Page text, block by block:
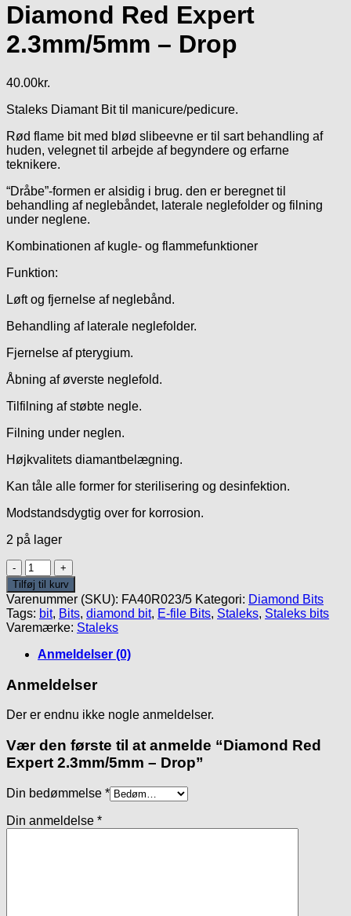
Diamond Red Expert
2.3mm/5mm – Drop
40.00kr.
Staleks Diamant Bit til manicure/pedicure.
Rød flame bit med blød slibeevne er til sart behandling af
huden, velegnet til arbejde af begyndere og erfarne
teknikere.
“Dråbe”-formen er alsidig i brug. den er beregnet til
behandling af neglebåndet, laterale neglefolder og filning
under neglene.
Kombinationen af kugle- og flammefunktioner
Funktion:
Løft og fjernelse af neglebånd.
Behandling af laterale neglefolder.
Fjernelse af pterygium.
Åbning af øverste neglefold.
Tilfilning af støbte negle.
Filning under neglen.
Højkvalitets diamantbelægning.
Kan tåle alle former for sterilisering og desinfektion.
Modstandsdygtig over for korrosion.
2 på lager
Diamond
Red
Expert
2.3mm/5mm
-
Drop
antal
Tilføj til kurv
Varenummer (SKU): FA40R023/5 Kategori: Diamond Bits
Tags: bit, Bits, diamond bit, E-file Bits, Staleks, Staleks bits
Varemærke: Staleks
Anmeldelser (0)
Anmeldelser
Der er endnu ikke nogle anmeldelser.
Vær den første til at anmelde “Diamond Red
Expert 2.3mm/5mm – Drop”
Din bedømmelse *
Din anmeldelse *